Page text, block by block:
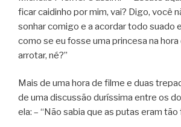
ficar caidinho por mim, vai? Digo, você
sonhar comigo e a acordar todo suado
como se eu fosse uma princesa na hora
arrotar, né?”
Mais de uma hora de filme e duas
de uma discussão duríssima entre os
ela: – “Não sabia que as putas eram